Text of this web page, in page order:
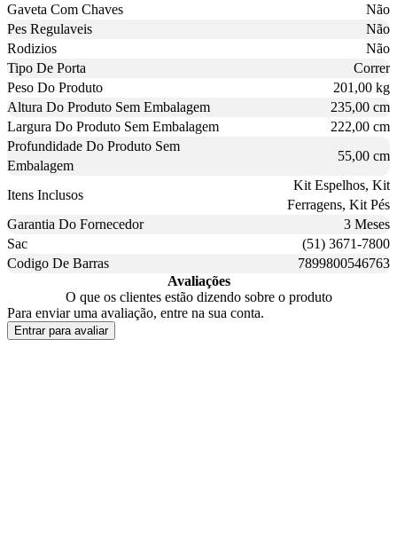
Gaveta Com Chaves
Não
Pes Regulaveis
Não
Rodizios
Não
Tipo De Porta
Correr
Peso Do Produto
201,00 kg
Altura Do Produto Sem Embalagem
235,00 cm
Largura Do Produto Sem Embalagem
222,00 cm
Profundidade Do Produto Sem
Embalagem
55,00 cm
Itens Inclusos
Kit Espelhos, Kit
Ferragens, Kit Pés
Garantia Do Fornecedor
3 Meses
Sac
(51) 3671-7800
Codigo De Barras
7899800546763
Avaliações
O que os clientes estão dizendo sobre o produto
Para enviar uma avaliação, entre na sua conta.
Entrar para avaliar